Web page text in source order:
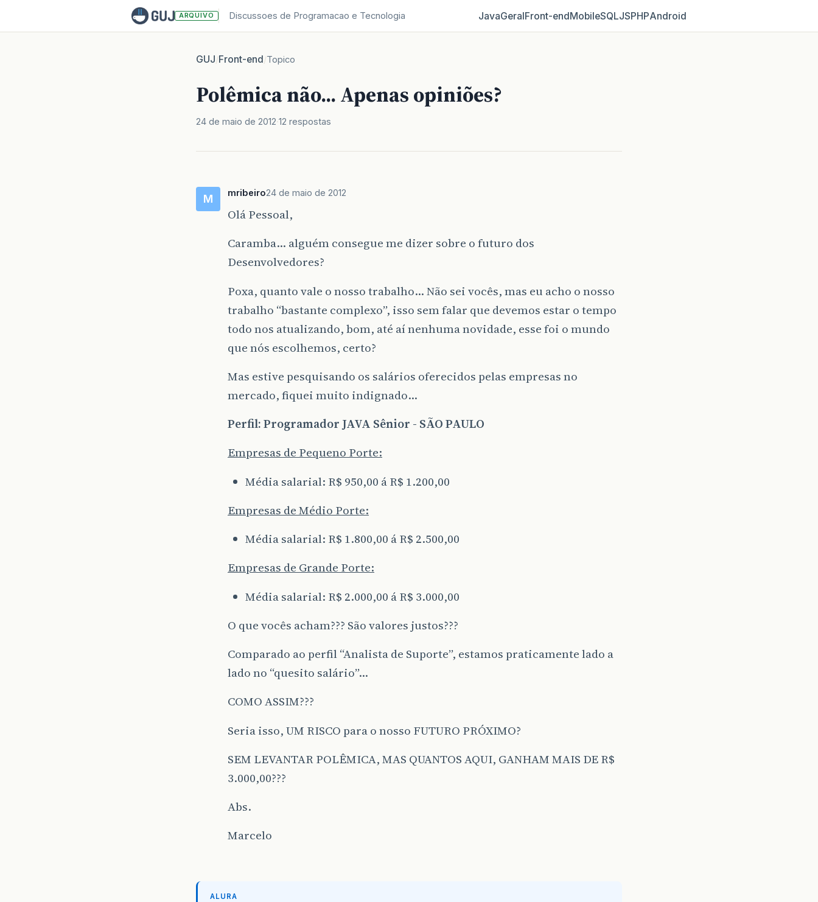
ARQUIVO Discussoes de Programacao e Tecnologia JavaGeralFront‑endMobileSQLJSPHPAndroid
GUJ/Front-end/Topico
Polêmica não... Apenas opiniões?
24 de maio de 2012 12 respostas
M mribeiro24 de maio de 2012
Olá Pessoal,
Caramba… alguém consegue me dizer sobre o futuro dos
Desenvolvedores?
Poxa, quanto vale o nosso trabalho… Não sei vocês, mas eu acho o nosso
trabalho “bastante complexo”, isso sem falar que devemos estar o tempo
todo nos atualizando, bom, até aí nenhuma novidade, esse foi o mundo
que nós escolhemos, certo?
Mas estive pesquisando os salários oferecidos pelas empresas no
mercado, fiquei muito indignado…
Perfil: Programador JAVA Sênior - SÃO PAULO
Empresas de Pequeno Porte:
Média salarial: R$ 950,00 á R$ 1.200,00
Empresas de Médio Porte:
Média salarial: R$ 1.800,00 á R$ 2.500,00
Empresas de Grande Porte:
Média salarial: R$ 2.000,00 á R$ 3.000,00
O que vocês acham??? São valores justos???
Comparado ao perfil “Analista de Suporte”, estamos praticamente lado a
lado no “quesito salário”…
COMO ASSIM???
Seria isso, UM RISCO para o nosso FUTURO PRÓXIMO?
SEM LEVANTAR POLÊMICA, MAS QUANTOS AQUI, GANHAM MAIS DE R$
3.000,00???
Abs.
Marcelo
ALURA